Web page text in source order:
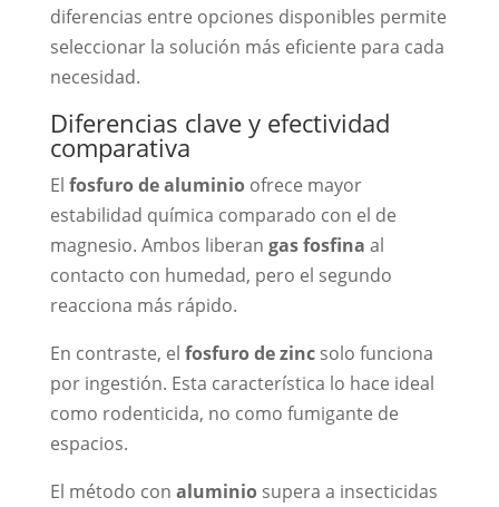
diferencias entre opciones disponibles permite
seleccionar la solución más eficiente para cada
necesidad.
Diferencias clave y efectividad
comparativa
El fosfuro de aluminioofrece mayor
estabilidad química comparado con el de
magnesio. Ambos liberan gas fosfina al
contacto con humedad, pero el segundo
reacciona más rápido.
En contraste, el fosfuro de zincsolo funciona
por ingestión. Esta característica lo hace ideal
como rodenticida, no como fumigante de
espacios.
El método con aluminiosupera a insecticidas